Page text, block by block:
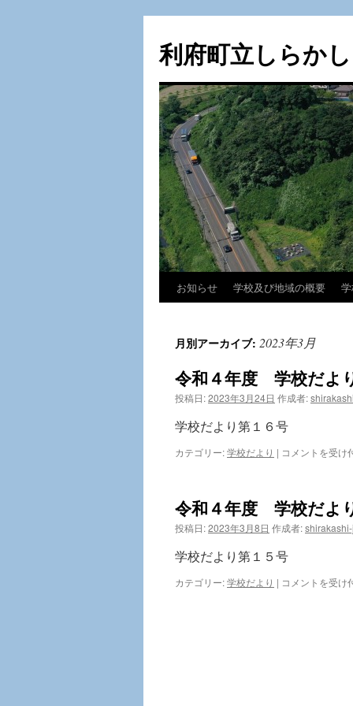
利府町立しらか
テ
ン
ッ
プ
お知らせ 学校及び地域の概要
月別アーカイブ: 2023年3月
令和４年度 学校だよ
投稿日:2023年3月24日 作成者:
学校だより第１６号
カテゴリー:学校だより | 令
度
学
校
だ
よ
り
コメントを受け
令和４年度 学校だよ
投稿日:2023年3月8日 作成者:
学校だより第１５号
カテゴリー:学校だより | 令
コメントを受け